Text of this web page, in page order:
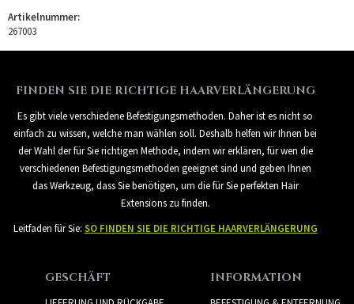
Artikelnummer:
267003
FINDEN SIE DIE RICHTIGE HAARVERLÄNGERUNG
Es gibt viele verschiedene Befestigungsmethoden. Daher ist es nicht so
einfach zu wissen, welche man wählen soll. Deshalb helfen wir Ihnen bei
der Wahl der für Sie richtigen Methode, indem wir erklären, für wen die
verschiedenen Befestigungsmethoden geeignet sind und geben Ihnen
das Werkzeug, dass Sie benötigen, um die für Sie perfekten Hair
Extensions zu finden.
Leitfaden für Sie: SO FINDEN SIE DIE RICHTIGE HAARVERLÄNGERUNG
GESCHÄFT INFORMATION